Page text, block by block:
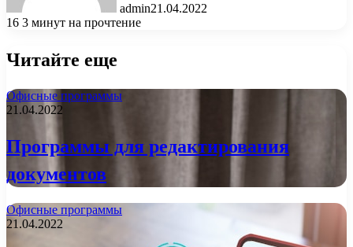
admin21.04.2022
16 3 минут на прочтение
Читайте еще
Офисные программы
21.04.2022
Программы для редактирования
документов
Офисные программы
21.04.2022